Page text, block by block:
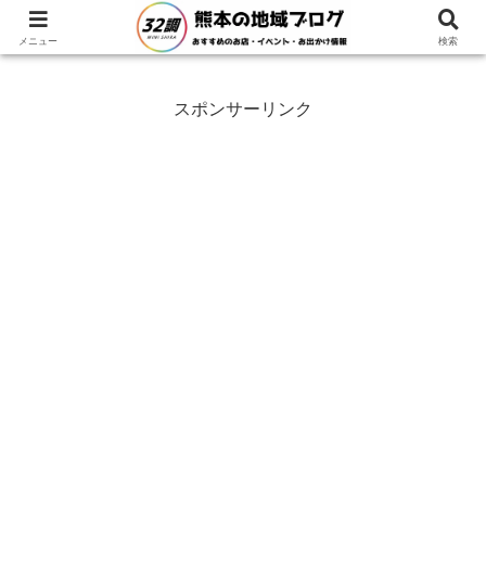
ホーム 熊本県 阿蘇市
スポンサーリンク
メニュー 検索